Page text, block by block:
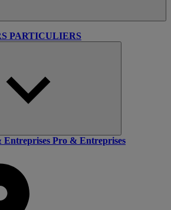
PARTICULIERS
Entreprises Pro & Entreprises